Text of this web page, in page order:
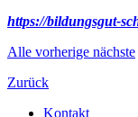
https://bildungsgut-
Alle vorherige nächste
Zurück
Kontakt